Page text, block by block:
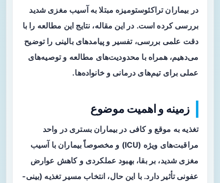
در بیماران تراکئوستومیزه مبتلا به آسیب مغزی شدید
بررسی کرده است. در این مقاله، نتایج این مطالعه را با
دقت علمی بررسی، تفسیر و پیامدهای بالینی را توضیح
می‌دهیم، همراه با محدودیت‌های مطالعه و توصیه‌های
عملی برای تیم‌های درمانی و خانواده‌ها.
زمینه و اهمیت موضوع
تغذیه به موقع و کافی در بیماران بستری در واحد
مراقبت‌های ویژه (ICU) و مخصوصاً بیماران با آسیب
مغزی شدید، بر بقا، بهبود عملکردی و کاهش عوارض
عفونی تأثیر دارد. با این حال، انتخاب مسیر تغذیه (بینی-